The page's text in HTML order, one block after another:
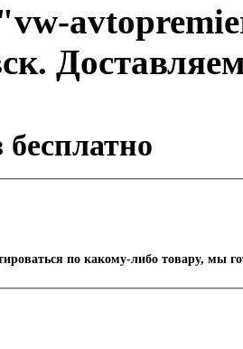
по какому-либо товару, мы